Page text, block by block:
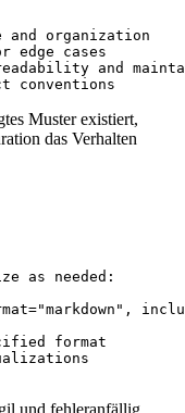
and organization
edge cases
and
conventions
Muster existiert,
das Verhalten
as needed:
="markdown" ,
format
und fehleranfällig